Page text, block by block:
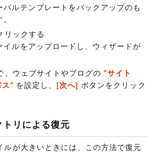
バルテンプレートをバックアップのも
リックする
イルをアップロードし、ウィザードが
、ウェブサイトやブログの"サイト
ス" を設定し、 [次へ]
ボタンをクリック
リによる復元
ルが大きいときには、この方法で復元